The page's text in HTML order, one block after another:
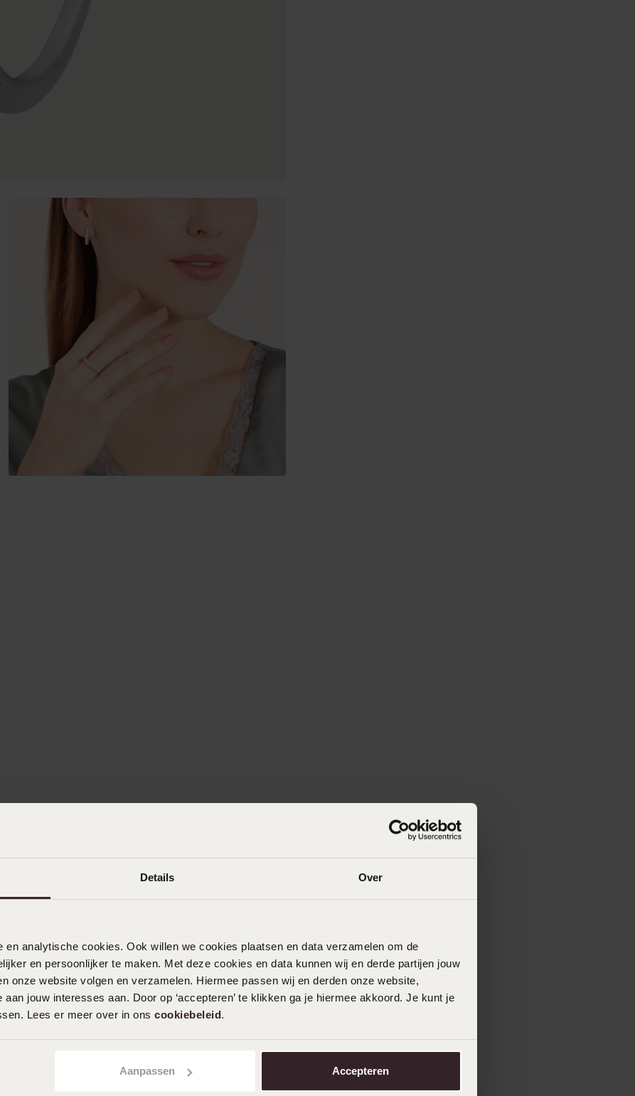
Details Over
en analytische cookies. Ook willen we cookies plaatsen en data verzamelen om de
en persoonlijker te maken. Met deze cookies en data kunnen wij en derde partijen jouw
onze website volgen en verzamelen. Hiermee passen wij en derden onze website,
jouw interesses aan. Door op ‘accepteren’ te klikken ga je hiermee akkoord. Je kunt je
Lees er meer over in ons cookiebeleid.
Aanpassen Accepteren